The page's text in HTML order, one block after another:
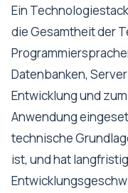
Ein
die Gesamtheit der
Datenbanken,
Entwicklung und
Anwendung
technische
ist, und hat